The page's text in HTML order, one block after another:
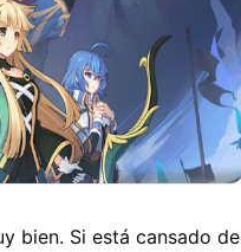
bien. Si está cansado de